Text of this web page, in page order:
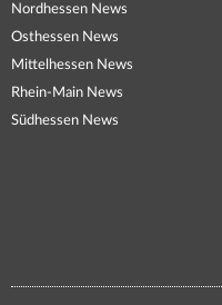
Nordhessen News
Osthessen News
Mittelhessen News
Rhein-Main News
Südhessen News